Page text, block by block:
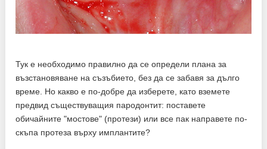
Тук е необходимо правилно да се определи плана за
възстановяване на съзъбието, без да се забавя за дълго
време. Но какво е по-добре да изберете, като вземете
предвид съществуващия пародонтит: поставете
обичайните "мостове" (протези) или все пак направете по-
скъпа протеза върху имплантите?